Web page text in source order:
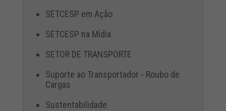
SETCESP em Ação
SETCESP na Mídia
SETOR DE TRANSPORTE
Suporte ao Transportador - Roubo de
Cargas
Sustentabilidade